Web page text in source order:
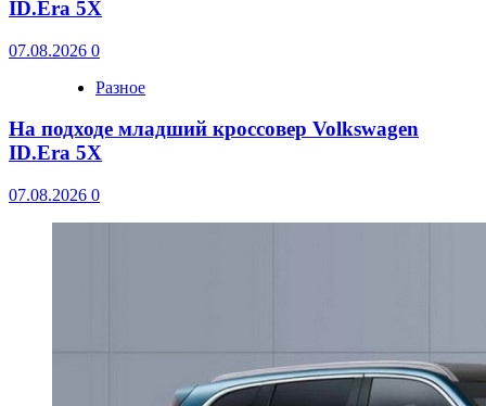
ID.Era 5X
07.08.2026 0
Разное
На подходе младший кроссовер Volkswagen
ID.Era 5X
07.08.2026 0